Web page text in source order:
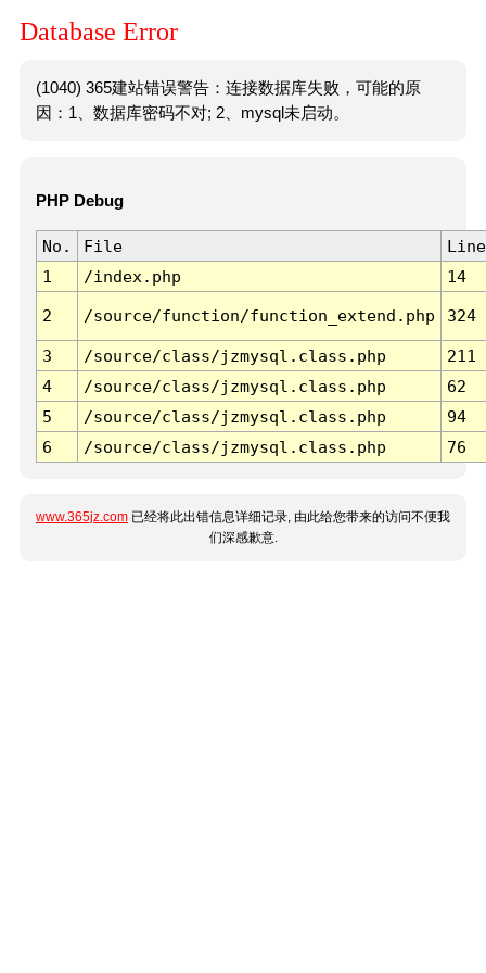
Database Error
(1040) 365建站错误警告：连接数据库失败，可能的原
因：1、数据库密码不对; 2、mysql未启动。
PHP Debug
No. File
Line
1
/index.php 14
2 /source/function/function_extend.php 324
3 /source/class/jzmysql.class.php
211
4
/source/class/jzmysql.class.php
62
5
/source/class/jzmysql.class.php
94
6
/source/class/jzmysql.class.php 76
www.365jz.com 已经将此出错信息详细记录, 由此给您带来的访问不便我
们深感歉意.